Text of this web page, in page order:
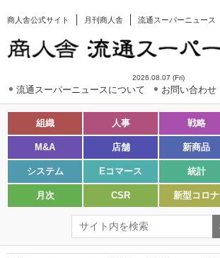
商人舎公式サイト 月刊商人舎 流通スーパーニュース
2026.08.07 (Fri)
流通スーパーニュースについて お問い合わせ
組織 人事 戦略
M&A 店舗 新商品
システム Eコマース 統計
月次 CSR 新型コロナ